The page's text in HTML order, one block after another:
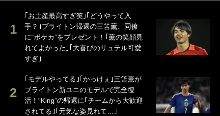
｢お土産最高すぎ笑｣｢どうやって入
手？｣ブライトン帰還の三笘薫、同僚
に“ポケカ”をプレゼント！｢薫の笑顔見
れてよかった｣｢大喜びのリュテル可愛
すぎ｣
｢モデルやってる｣｢かっけぇ｣三笘薫が
ブライトン新ユニのモデルで完全復
活！“King”の帰還に｢チームから大歓迎
されてる｣｢元気な姿見れて…｣